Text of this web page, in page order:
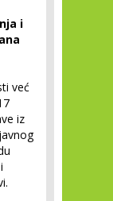
i
već
iz